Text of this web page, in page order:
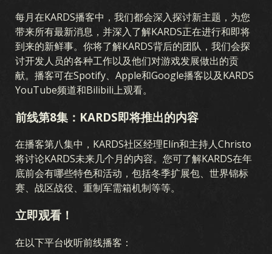
每月在KARDS播客中，我们都会深入探讨新主题，为您
带来所有最新消息，并深入了解KARDS正在进行和即将
到来的新鲜事。你将了解KARDS背后的团队，我们会探
讨开发人员的各种工作以及他们对游戏发展做出的贡
献。播客可在Spotify、Apple和Google播客以及KARDS
YouTube频道和Bilibili上观看。
前线第8集：KARDS即将推出的内容
在播客第八集中，KARDS社区经理Elín和主持人Christo
将讨论KARDS未来几个月的内容。您可了解KARDS在年
底前会有哪些特色和活动，包括冬季扩展包、世界锦标
赛、战区战役、重制军需箱机制等等。
立即观看！
在以下平台收听前线播客：
KARDS 学院
常见问题
收藏
收藏 卡组生成器 卡组 竞技场
扩展包
澳新风暴 早期战争 国土阵线 空中霸权
海战
联合战线
血与铁 秘密行动 冬季战争
战友